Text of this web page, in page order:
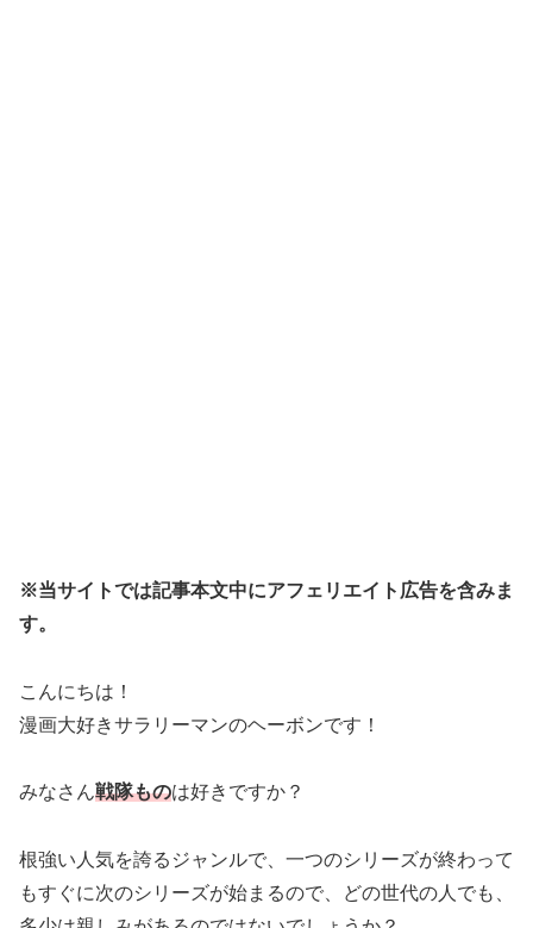
※当サイトでは記事本文中にアフェリエイト広告を含みま
す。
こんにちは！
漫画大好きサラリーマンのヘーボンです！
みなさん戦隊ものは好きですか？
根強い人気を誇るジャンルで、一つのシリーズが終わって
もすぐに次のシリーズが始まるので、どの世代の人でも、